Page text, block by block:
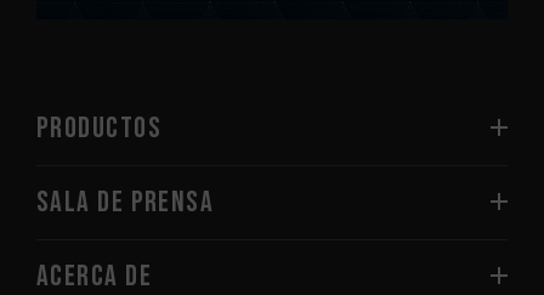
PRODUCTOS
Sala de prensa
Acerca de